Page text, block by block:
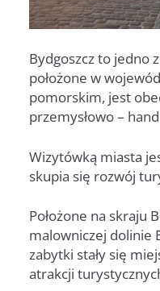
Bydgoszcz to jedno
położone w
pomorskim, jest
przemysłowo –
Wizytówką miasta
skupia się rozwój
Położone na skraju
malowniczej dolinie
zabytki stały się
atrakcji